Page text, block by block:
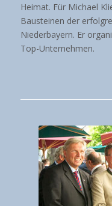
Heimat. Für Michael
Bausteinen der
Niederbayern. Er
Top-Unternehmen.